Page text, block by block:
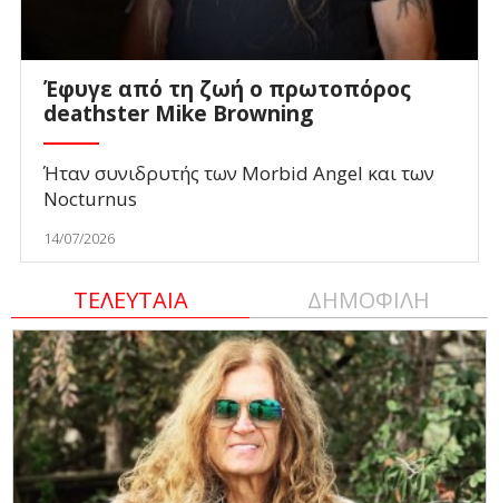
Έφυγε από τη ζωή ο πρωτοπόρος
deathster Mike Browning
Ήταν συνιδρυτής των Morbid Angel και των
Nocturnus
14/07/2026
ΤΕΛΕΥΤΑΙΑ ΔΗΜΟΦΙΛΗ